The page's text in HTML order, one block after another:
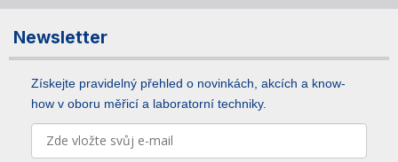
Newsletter
Získejte pravidelný přehled o novinkách, akcích a know-
how v oboru měřicí a laboratorní techniky.